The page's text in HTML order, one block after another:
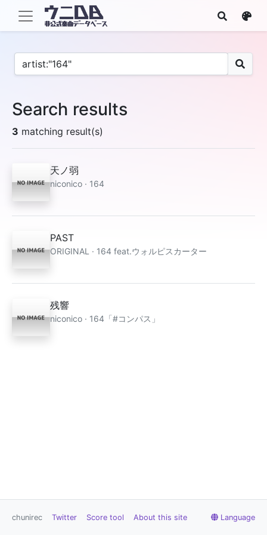
Search results
3 matching result(s)
天ノ弱
niconico · 164
PAST
ORIGINAL · 164 feat.ウォルピスカーター
残響
niconico · 164「#コンパス」
chunirec Twitter Score tool About this site Language